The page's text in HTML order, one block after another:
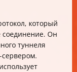
который
Он
туннеля